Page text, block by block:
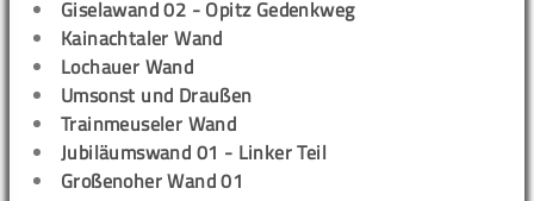
Giselawand 02 - Opitz Gedenkweg
Kainachtaler Wand
Lochauer Wand
Umsonst und Draußen
Trainmeuseler Wand
Jubiläumswand 01 - Linker Teil
Großenoher Wand 01